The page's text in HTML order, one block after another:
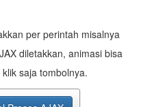
per perintah misalnya
diletakkan, animasi bisa
saja tombolnya.